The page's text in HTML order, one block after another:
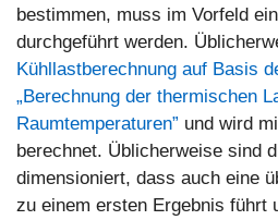
bestimmen, muss im Vorfeld
durchgeführt werden.
Kühllastberechnung auf Basis
„Berechnung der thermischen
Raumtemperaturen” und wird
berechnet. Üblicherweise sind
dimensioniert, dass auch eine
zu einem ersten Ergebnis führt